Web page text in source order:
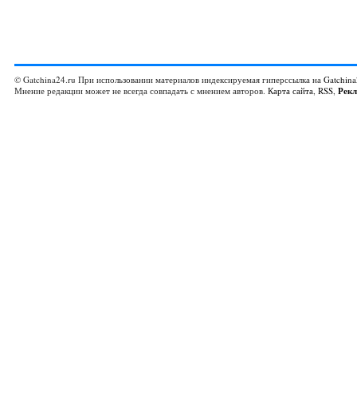
© Gatchina24.ru При использовании материалов индексируемая гиперссылка на
Мнение редакции может не всегда совпадать с мнением авторов. Карта сайта, RSS,